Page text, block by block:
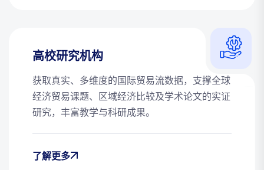
高校研究机构
获取真实、多维度的国际贸易流数据，支撑全球
经济贸易课题、区域经济比较及学术论文的实证
研究，丰富教学与科研成果。
了解更多